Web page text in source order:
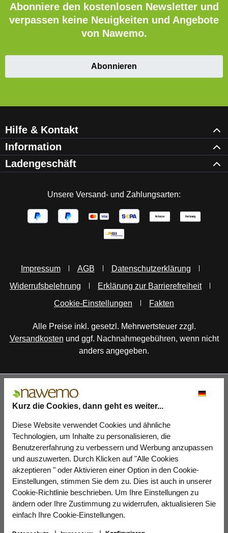
Kurz die Cookies, dann geht es weiter...
Diese Website verwendet Cookies und ähnliche
Technologien, um Inhalte zu personalisieren, die
Benutzererfahrung zu verbessern und Werbung anzupassen
und auszuwerten. Durch Klicken auf "Alle Cookies
akzeptieren " oder Aktivieren einer Option in den Cookie-
Einstellungen, stimmen Sie dem zu. Dies ist auch in unserer
Cookie-Richtlinie beschrieben. Um Ihre Einstellungen zu
ändern oder Ihre Zustimmung zu widerrufen, aktualisieren Sie
einfach Ihre Cookie-Einstellungen.
Abonniere den kostenlosen Newsletter und
verpassen keine Neuigkeiten und Angebote
von Nawemo.
Abonnieren
Hilfe & Kontakt
Information
Ladengeschäft
Unsere Versand- und Zahlungsarten:
Impressum AGB
Datenschutzerklärung
Widerrufsbelehrung
Erklärung zur Barrierefreiheit
Cookie-Einstellungen
Fakten
Alle Preise inkl. gesetzl. Mehrwertsteuer zzgl.
Versandkosten und ggf. Nachnahmegebühren, wenn nicht
anders angegeben.